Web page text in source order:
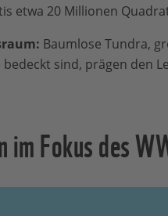
etwa 20 Millionen
Baumlose Tundra,
bedeckt sind, prägen den
im Fokus des